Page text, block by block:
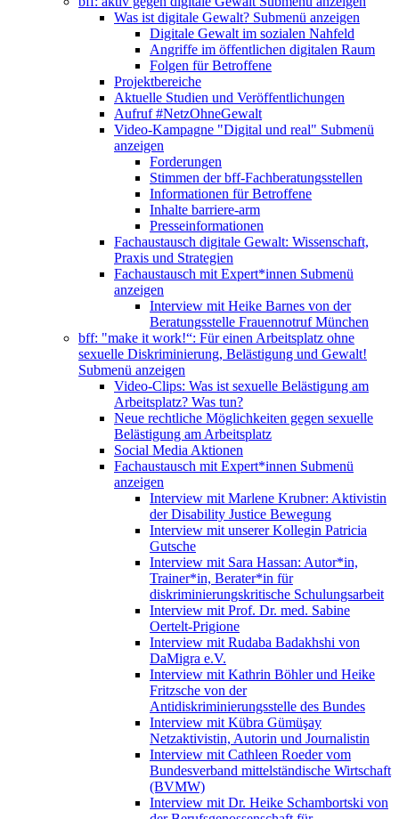
Was ist digitale Gewalt? Submenü anzeigen
Digitale Gewalt im sozialen Nahfeld
Angriffe im öffentlichen digitalen Raum
Folgen für Betroffene
Projektbereiche
Aktuelle Studien und Veröffentlichungen
Aufruf #NetzOhneGewalt
Video-Kampagne "Digital und real" Submenü
anzeigen
Forderungen
Stimmen der bff-Fachberatungsstellen
Informationen für Betroffene
Inhalte barriere-arm
Presseinformationen
Fachaustausch digitale Gewalt: Wissenschaft,
Praxis und Strategien
Fachaustausch mit Expert*innen Submenü
anzeigen
Interview mit Heike Barnes von der
Beratungsstelle Frauennotruf München
bff: "make it work!“: Für einen Arbeitsplatz ohne
sexuelle Diskriminierung, Belästigung und Gewalt!
Submenü anzeigen
Video-Clips: Was ist sexuelle Belästigung am
Arbeitsplatz? Was tun?
Neue rechtliche Möglichkeiten gegen sexuelle
Belästigung am Arbeitsplatz
Social Media Aktionen
Fachaustausch mit Expert*innen Submenü
anzeigen
Interview mit Marlene Krubner: Aktivistin
der Disability Justice Bewegung
Interview mit unserer Kollegin Patricia
Gutsche
Interview mit Sara Hassan: Autor*in,
Trainer*in, Berater*in für
diskriminierungskritische Schulungsarbeit
Interview mit Prof. Dr. med. Sabine
Oertelt-Prigione
Interview mit Rudaba Badakhshi von
DaMigra e.V.
Interview mit Kathrin Böhler und Heike
Fritzsche von der
Antidiskriminierungsstelle des Bundes
Interview mit Kübra Gümüşay
Netzaktivistin, Autorin und Journalistin
Interview mit Cathleen Roeder vom
Bundesverband mittelständische Wirtschaft
(BVMW)
Interview mit Dr. Heike Schambortski von